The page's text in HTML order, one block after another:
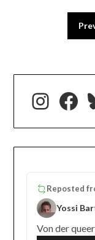
Reposted
Yossi
Von der